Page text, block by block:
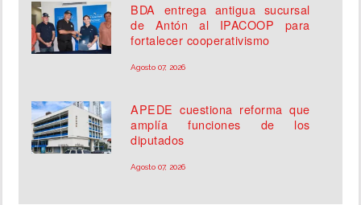
BDA entrega antigua sucursal
de Antón al IPACOOP para
fortalecer cooperativismo
Agosto 07, 2026
APEDE cuestiona reforma que
amplía funciones de los
diputados
Agosto 07, 2026